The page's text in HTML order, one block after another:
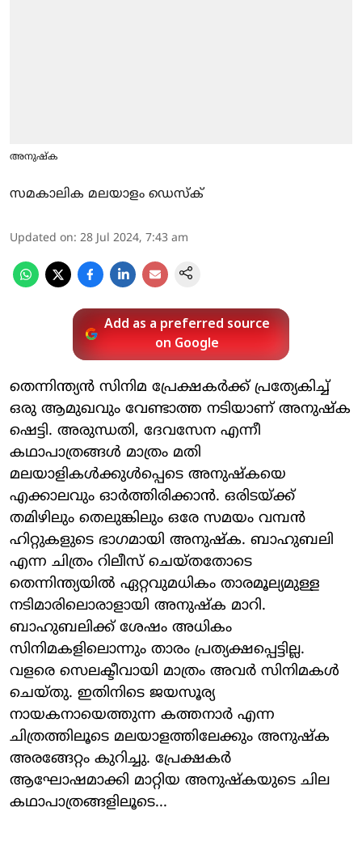
അനുഷ്ക
സമകാലിക മലയാളം ഡെസ്ക്
Updated on: 28 Jul 2024, 7:43 am
Add as a preferred source
on Google
തെന്നിന്ത്യൻ സിനിമ പ്രേക്ഷകർക്ക് പ്രത്യേകിച്ച്
ഒരു ആമുഖവും വേണ്ടാത്ത നടിയാണ് അനുഷ്ക
ഷെട്ടി. അരുന്ധതി, ദേവസേന എന്നീ
കഥാപാത്രങ്ങൾ മാത്രം മതി
മലയാളികൾക്കുൾപ്പെടെ അനുഷ്കയെ
എക്കാലവും ഓർത്തിരിക്കാൻ. ഒരിടയ്ക്ക്
തമിഴിലും തെലുങ്കിലും ഒരേ സമയം വമ്പന്‍
ഹിറ്റുകളുടെ ഭാ​ഗമായി അനുഷ്‌ക. ബാഹുബലി
എന്ന ചിത്രം റിലീസ് ചെയ്തതോടെ
തെന്നിന്ത്യയിൽ ഏറ്റവുമധികം താരമൂല്യമുള്ള
നടിമാരിലൊരാളായി അനുഷ്ക മാറി.
ബാഹുബലിക്ക് ശേഷം അധികം
സിനിമകളിലൊന്നും താരം പ്രത്യക്ഷപ്പെട്ടില്ല.
വളരെ സെലക്ടീവായി മാത്രം അവർ സിനിമകൾ
ചെയ്തു. ഇതിനിടെ ജയസൂര്യ
നായകനായെത്തുന്ന കത്തനാർ എന്ന
ചിത്രത്തിലൂടെ മലയാളത്തിലേക്കും അനുഷ്ക
അരങ്ങേറ്റം കുറിച്ചു. പ്രേക്ഷകർ
ആഘോഷമാക്കി മാറ്റിയ അനുഷ്കയുടെ ചില
കഥാപാത്രങ്ങളിലൂടെ...